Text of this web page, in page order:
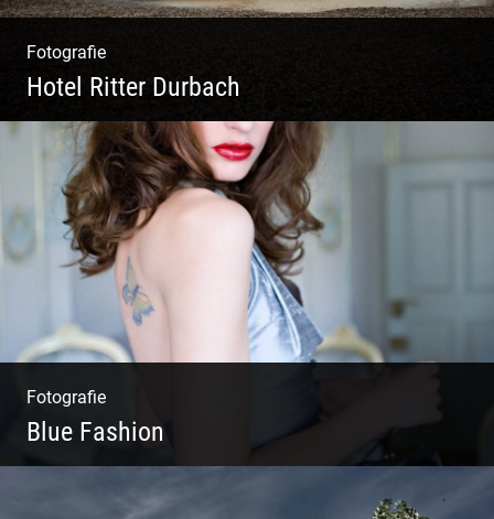
Fotografie
Hotel Ritter Durbach
Matsch|Oldtimer|Männer|Spass
Fotografie
Blue Fashion
Blue Fashion